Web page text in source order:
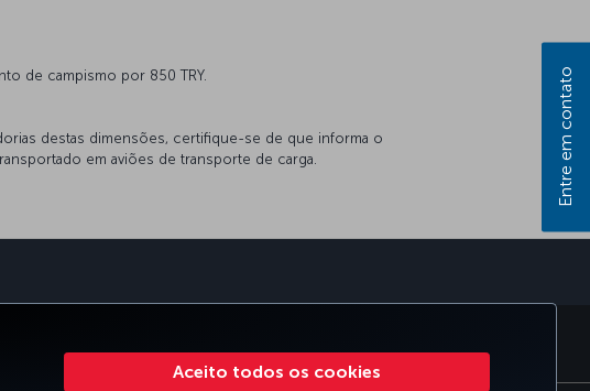
Aceito todos os cookies
de campismo por 850 TRY.
destas dimensões, certifique-se de que informa o
em aviões de transporte de carga.
Entre em contato